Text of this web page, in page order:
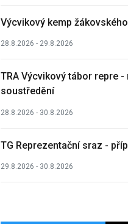
Výcvikový kemp
28.8.2026 - 29.8.2026
TRA Výcvikový tábor repre -
soustředění
28.8.2026 - 30.8.2026
TG Reprezentační sraz -
29.8.2026 - 30.8.2026